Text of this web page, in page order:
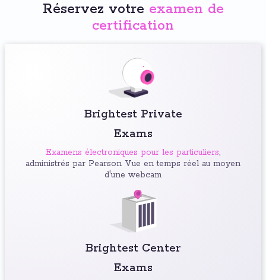
Réservez votre examen de
certification
Brightest Private
Exams
Examens électroniques pour les particuliers,
administrés par Pearson Vue en temps réel au moyen
d'une webcam
Brightest Center
Exams